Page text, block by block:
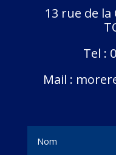
13 rue de la
Tel :
Mail :